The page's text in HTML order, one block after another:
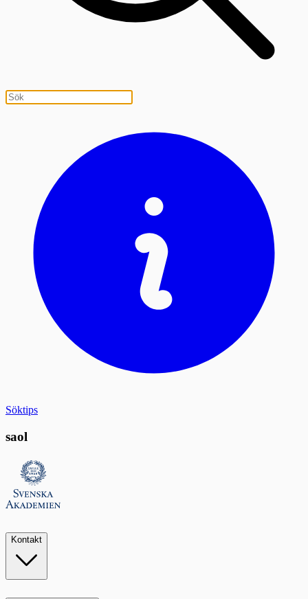
Söktips
saol
Kontakt